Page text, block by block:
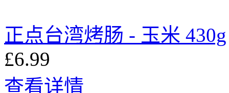
正点台湾烤肠 - 玉米 430g
£6.99
查看详情